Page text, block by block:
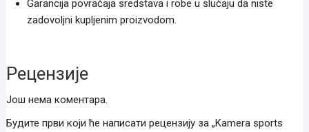
Garancija povraćaja sredstava i robe u slučaju da niste
zadovoljni kupljenim proizvodom.
Рецензије
Још нема коментара.
Будите први који ће написати рецензију за „Kamera sports